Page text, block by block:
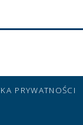
PRYWATNOŚCI